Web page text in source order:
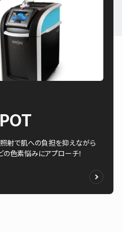
射で肌への負担を抑えながら
の色素悩みにアプローチ！